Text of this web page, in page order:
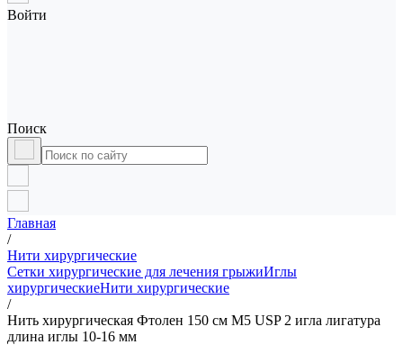
Войти
Поиск
Главная
/
Нити хирургические
Сетки хирургические для лечения грыжиИглы
хирургическиеНити хирургические
/
Нить хирургическая Фтолен 150 см М5 USP 2 игла лигатура
длина иглы 10-16 мм